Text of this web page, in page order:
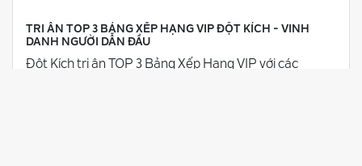
TRI ÂN TOP 3 BẢNG XẾP HẠNG VIP ĐỘT KÍCH - VINH
DANH NGƯỜI DẪN ĐẦU
Đột Kích tri ân TOP 3 Bảng Xếp Hạng VIP với các